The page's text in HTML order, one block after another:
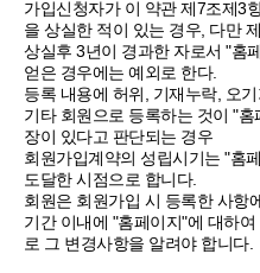
가입신청자가 이 약관 제7조제3
을 상실한 적이 있는 경우, 다만
상실후 3년이 경과한 자로서 "홈
얻은 경우에는 예외로 한다.
등록 내용에 허위, 기재누락, 오
기타 회원으로 등록하는 것이 "
장이 있다고 판단되는 경우
회원가입계약의 성립시기는 "홈
도달한 시점으로 합니다.
회원은 회원가입 시 등록한 사항
기간 이내에 "홈페이지"에 대하
로 그 변경사항을 알려야 합니다.